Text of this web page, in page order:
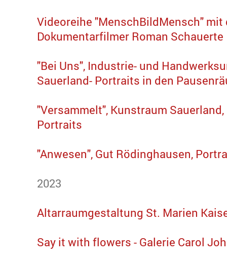
Videoreihe "MenschBildMensch" mit
Dokumentarfilmer Roman Schauerte
"Bei Uns", Industrie- und
Sauerland- Portraits in den
"Versammelt", Kunstraum
Portraits
"Anwesen", Gut Rödinghausen,
2023
Altarraumgestaltung St. Marien
Say it with flowers - Galerie Carol